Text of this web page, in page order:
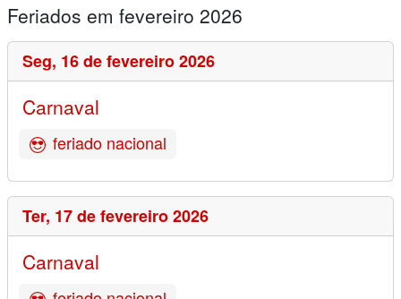
Feriados em fevereiro 2026
Seg, 16 de fevereiro 2026
Carnaval
feriado nacional
Ter, 17 de fevereiro 2026
Carnaval